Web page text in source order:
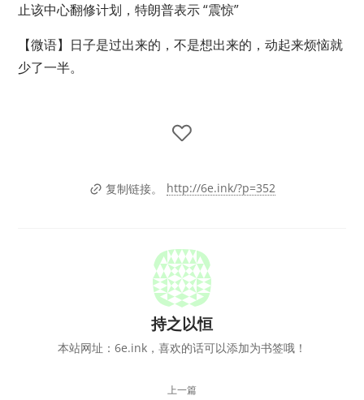
止该中心翻修计划，特朗普表示 “震惊”
【微语】日子是过出来的，不是想出来的，动起来烦恼就
少了一半。
复制链接。 http://6e.ink/?p=352
持之以恒
本站网址：6e.ink，喜欢的话可以添加为书签哦！
上一篇